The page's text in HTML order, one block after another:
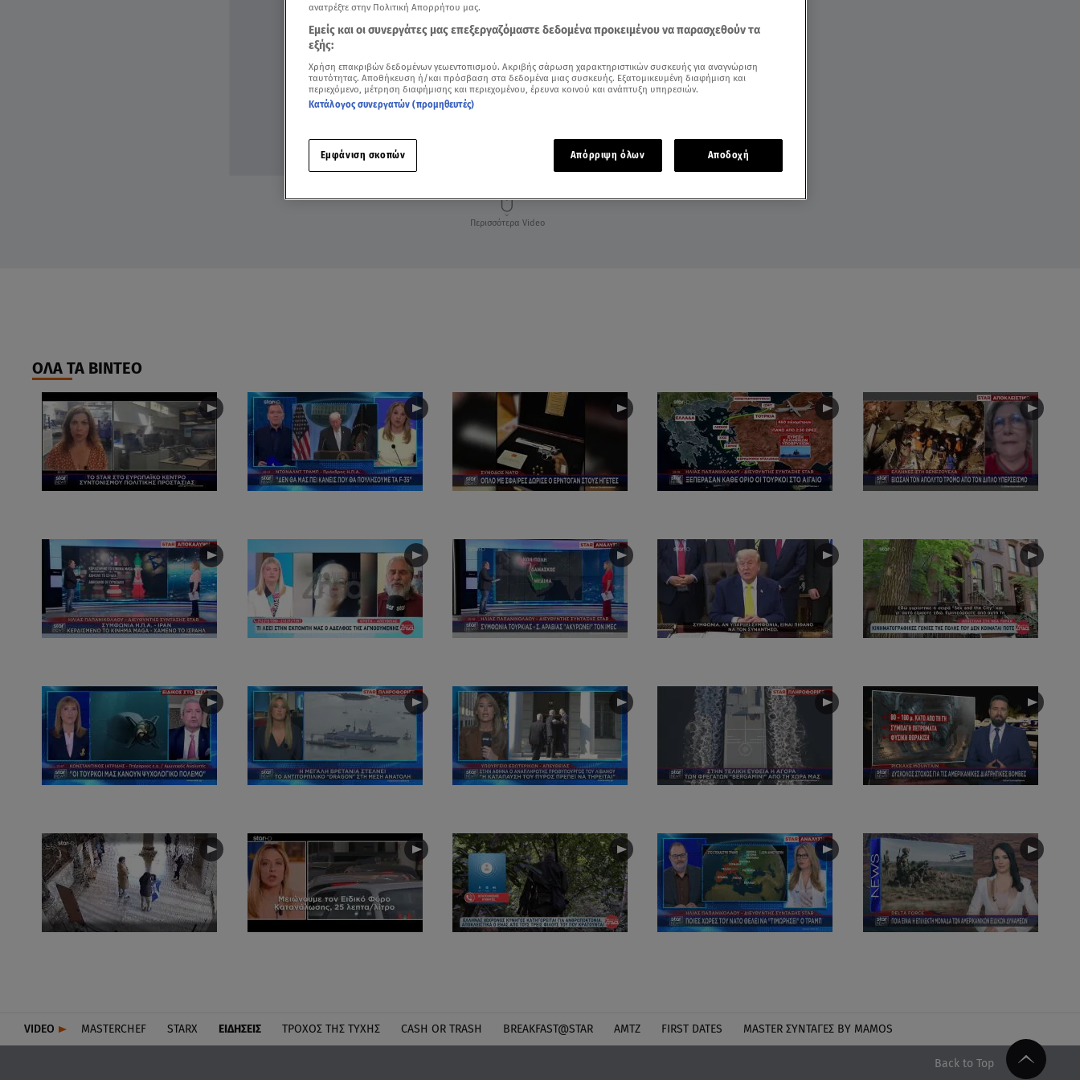
Περισσότερα Video
ΟΛΑ ΤΑ ΒΙΝΤΕΟ
VIDEO MASTERCHEF STARX ΕΙΔΉΣΕΙΣ ΤΡΟΧΌΣ ΤΗΣ ΤΎΧΗΣ CASH OR TRASH BREAKFAST@STAR ΑΜΤΖ FIRST DATES MASTER ΣΥΝΤΑΓΈΣ BY MAMOS
Back to Top
ανατρέξτε στην Πολιτική Απορρήτου μας.
Εμείς και οι συνεργάτες μας επεξεργαζόμαστε δεδομένα προκειμένου να παρασχεθούν τα
εξής:
Χρήση επακριβών δεδομένων γεωεντοπισμού. Ακριβής σάρωση χαρακτηριστικών συσκευής για αναγνώριση
ταυτότητας. Αποθήκευση ή/και πρόσβαση στα δεδομένα μιας συσκευής. Εξατομικευμένη διαφήμιση και
περιεχόμενο, μέτρηση διαφήμισης και περιεχομένου, έρευνα κοινού και ανάπτυξη υπηρεσιών.
Κατάλογος συνεργατών (προμηθευτές)
Εμφάνιση σκοπών Απόρριψη όλων Αποδοχή